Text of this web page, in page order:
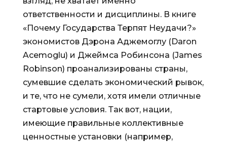
ответственности и дисциплины. В книге
«Почему Государства Терпят Неудачи?»
экономистов Дэрона Аджемоглу (Daron
Acemoglu) и Джеймса Робинсона (James
Robinson) проанализированы страны,
сумевшие сделать экономический рывок,
и те, что не сумели, хотя имели отличные
стартовые условия. Так вот, нации,
имеющие правильные коллективные
ценностные установки (например,